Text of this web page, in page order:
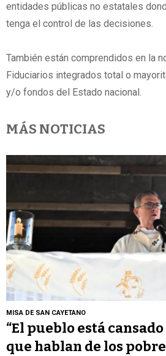
entidades públicas no estatales
tenga el control de las decisiones.
También están comprendidos en la
Fiduciarios integrados total o
y/o fondos del Estado nacional.
MÁS NOTICIAS
MISA DE SAN CAYETANO
“El pueblo está
que hablan de los